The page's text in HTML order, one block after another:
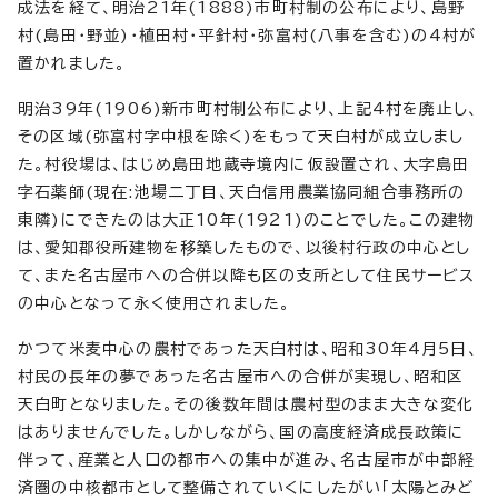
成法を経て、明治21年(1888)市町村制の公布により、島野
村(島田・野並)・植田村・平針村・弥富村(八事を含む)の4村が
置かれました。
明治39年(1906)新市町村制公布により、上記4村を廃止し、
その区域(弥富村字中根を除く)をもって天白村が成立しまし
た。村役場は、はじめ島田地蔵寺境内に仮設置され、大字島田
字石薬師(現在:池場二丁目、天白信用農業協同組合事務所の
東隣)にできたのは大正10年(1921)のことでした。この建物
は、愛知郡役所建物を移築したもので、以後村行政の中心とし
て、また名古屋市への合併以降も区の支所として住民サービス
の中心となって永く使用されました。
かつて米麦中心の農村であった天白村は、昭和30年4月5日、
村民の長年の夢であった名古屋市への合併が実現し、昭和区
天白町となりました。その後数年間は農村型のまま大きな変化
はありませんでした。しかしながら、国の高度経済成長政策に
伴って、産業と人口の都市への集中が進み、名古屋市が中部経
済圏の中核都市として整備されていくにしたがい「太陽とみど